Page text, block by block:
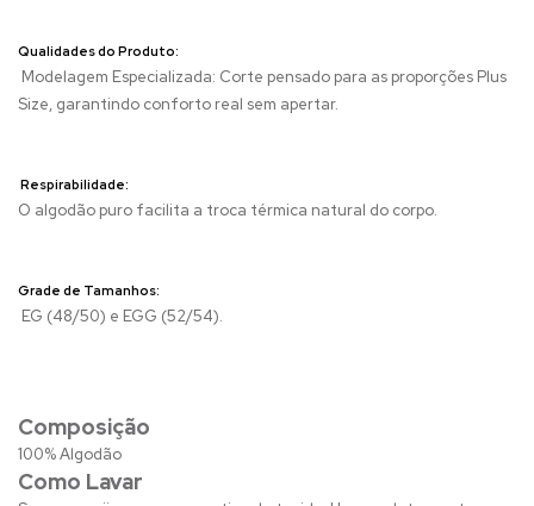
Qualidades do Produto:
Modelagem Especializada: Corte pensado para as proporções Plus
Size, garantindo conforto real sem apertar.
Respirabilidade:
O algodão puro facilita a troca térmica natural do corpo.
Grade de Tamanhos:
EG (48/50) e EGG (52/54).
Composição
100% Algodão
Como Lavar